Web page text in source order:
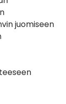
juomiseen